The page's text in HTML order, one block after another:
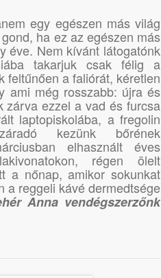
egy egészen más világ
ha ez az egészen más
éve. Nem kívánt látogatónk
takarjuk csak félig a
feltűnően a faliórát, kéretlen
ami még rosszabb: újra és
zárva ezzel a vad és furcsa
laptopiskolába, a fregolin
kezünk bőrének
elhasznált éves
régen ölelt
a nőnap, amikor sokunkat
a reggeli kávé dermedtsége
Anna vendégszerzőnk